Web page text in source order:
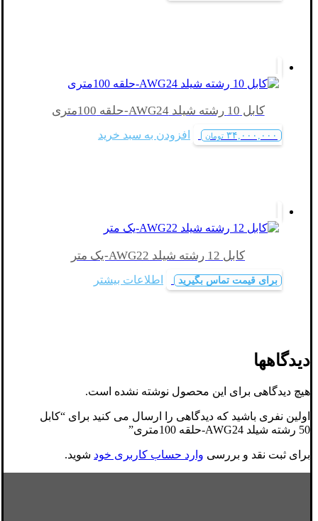
کابل 10 رشته شیلد AWG24-حلقه 100متری
۳۴,۰۰۰,۰۰۰ تومان افزودن به سبد خرید
کابل 12 رشته شیلد AWG22-یک متر
برای قیمت تماس بگیرید اطلاعات بیشتر
دیدگاهها
هیچ دیدگاهی برای این محصول نوشته نشده است.
اولین نفری باشید که دیدگاهی را ارسال می کنید برای “کابل
50 رشته شیلد AWG24-حلقه 100متری”
برای ثبت نقد و بررسی وارد حساب کاربری خود شوید.